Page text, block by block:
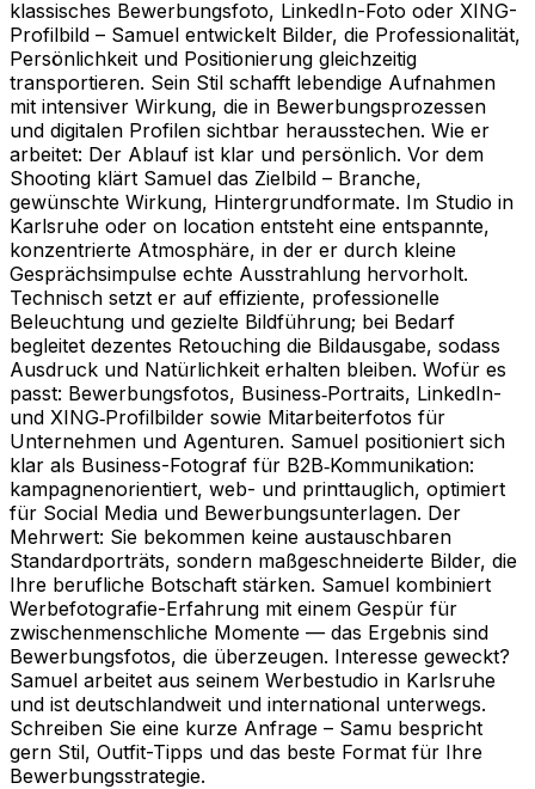
klassisches Bewerbungsfoto, LinkedIn-Foto oder XING-
Profilbild – Samuel entwickelt Bilder, die Professionalität,
Persönlichkeit und Positionierung gleichzeitig
transportieren. Sein Stil schafft lebendige Aufnahmen
mit intensiver Wirkung, die in Bewerbungsprozessen
und digitalen Profilen sichtbar herausstechen. Wie er
arbeitet: Der Ablauf ist klar und persönlich. Vor dem
Shooting klärt Samuel das Zielbild – Branche,
gewünschte Wirkung, Hintergrundformate. Im Studio in
Karlsruhe oder on location entsteht eine entspannte,
konzentrierte Atmosphäre, in der er durch kleine
Gesprächsimpulse echte Ausstrahlung hervorholt.
Technisch setzt er auf effiziente, professionelle
Beleuchtung und gezielte Bildführung; bei Bedarf
begleitet dezentes Retouching die Bildausgabe, sodass
Ausdruck und Natürlichkeit erhalten bleiben. Wofür es
passt: Bewerbungsfotos, Business‑Portraits, LinkedIn-
und XING‑Profilbilder sowie Mitarbeiterfotos für
Unternehmen und Agenturen. Samuel positioniert sich
klar als Business-Fotograf für B2B‑Kommunikation:
kampagnenorientiert, web- und printtauglich, optimiert
für Social Media und Bewerbungsunterlagen. Der
Mehrwert: Sie bekommen keine austauschbaren
Standardporträts, sondern maßgeschneiderte Bilder, die
Ihre berufliche Botschaft stärken. Samuel kombiniert
Werbefotografie-Erfahrung mit einem Gespür für
zwischenmenschliche Momente — das Ergebnis sind
Bewerbungsfotos, die überzeugen. Interesse geweckt?
Samuel arbeitet aus seinem Werbestudio in Karlsruhe
und ist deutschlandweit und international unterwegs.
Schreiben Sie eine kurze Anfrage – Samu bespricht
gern Stil, Outfit-Tipps und das beste Format für Ihre
Bewerbungsstrategie.